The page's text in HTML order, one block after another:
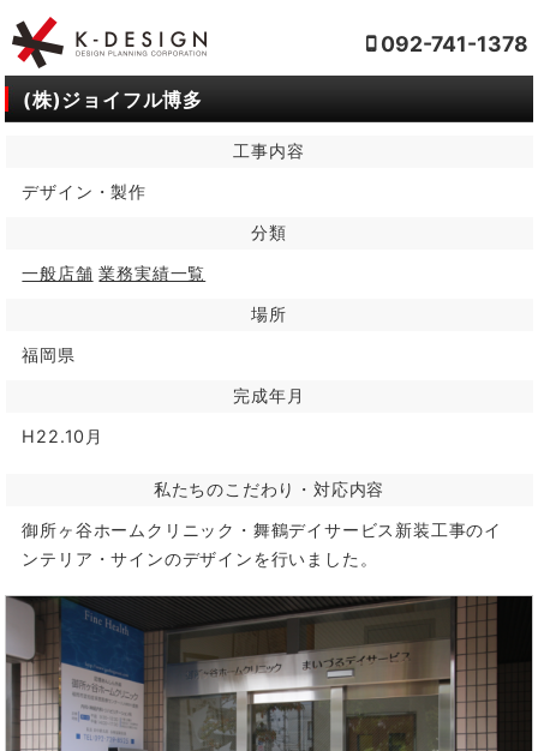
092-741-1378
(株)ジョイフル博多
工事内容
デザイン・製作
分類
一般店舗 業務実績一覧
場所
福岡県
完成年月
H22.10月
私たちのこだわり・対応内容
御所ヶ谷ホームクリニック・舞鶴デイサービス新装工事のイ
ンテリア・サインのデザインを行いました。